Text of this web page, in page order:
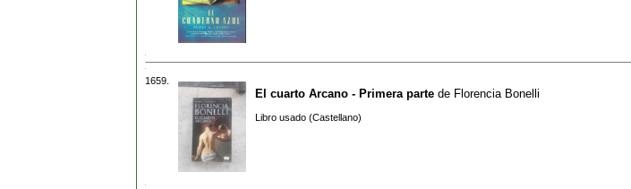
1659.
El cuarto Arcano - Primera parte de Florencia Bonelli
Libro usado (Castellano)